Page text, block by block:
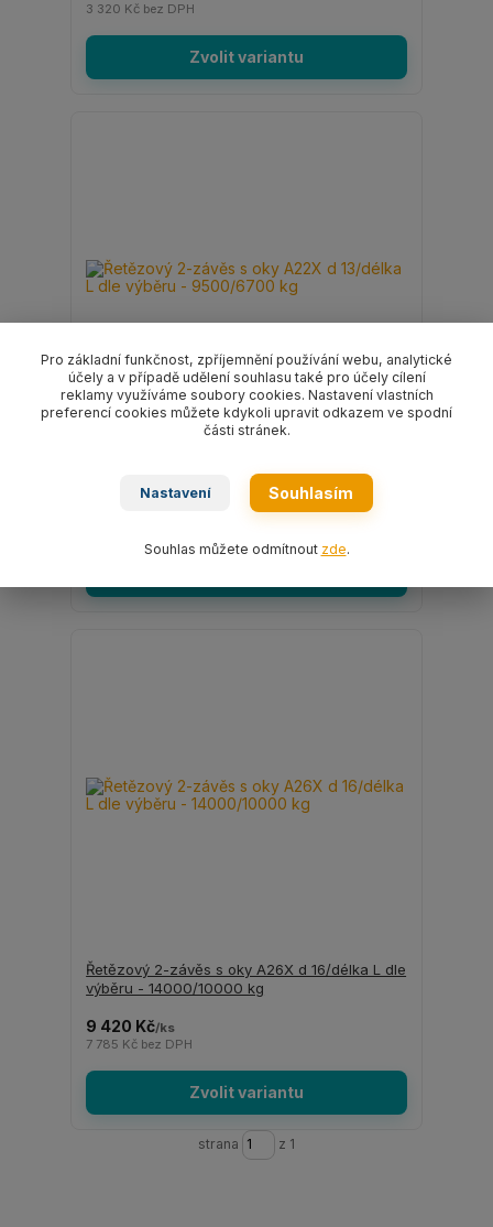
3 320 Kč bez DPH
Zvolit variantu
Řetězový 2-závěs s oky A26X d 16/délka L dle
výběru - 14000/10000 kg
9 420 Kč/ks
7 785 Kč bez DPH
Zvolit variantu
strana z 1
Pro základní funkčnost, zpříjemnění používání webu, analytické
účely a v případě udělení souhlasu také pro účely cílení
reklamy využíváme soubory cookies. Nastavení vlastních
preferencí cookies můžete kdykoli upravit odkazem ve spodní
části stránek.
Nastavení Souhlasím
Souhlas můžete odmítnout zde.